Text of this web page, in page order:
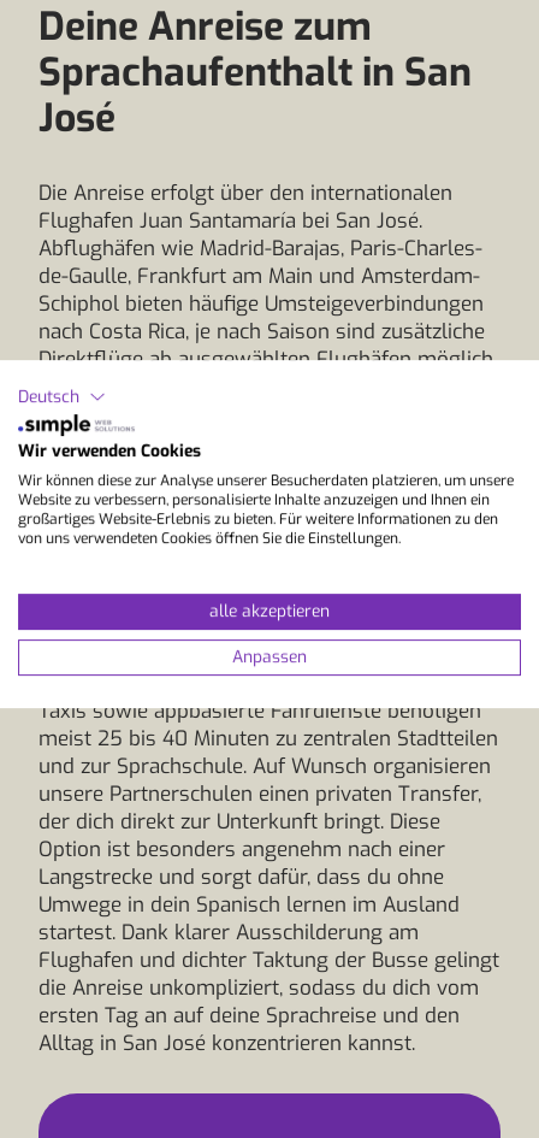
Deine Anreise zum
Sprachaufenthalt in San
José
Die Anreise erfolgt über den internationalen
Flughafen Juan Santamaría bei San José.
Abflughäfen wie Madrid-Barajas, Paris-Charles-
de-Gaulle, Frankfurt am Main und Amsterdam-
Schiphol bieten häufige Umsteigeverbindungen
nach Costa Rica, je nach Saison sind zusätzliche
Direktflüge ab ausgewählten Flughäfen möglich.
Auch Nordamerika dient oft als Drehkreuz mit
Verbindungen über Miami, Panama Stadt oder
Mexiko Stadt. So lässt sich deine Sprachreise
nach San José flexibel planen und gut mit
Ankunftszeiten für den ersten Sprachkurs
abstimmen, egal ob du direkt anreist oder
deinen Sprachaufenthalt mit weiteren Zielen
Nach der Landung erreichst du das Zentrum von
San José mit dem Airportbus in etwa 35 bis 50
Minuten, je nach Tageszeit und Verkehr. Offizielle
Taxis sowie appbasierte Fahrdienste benötigen
meist 25 bis 40 Minuten zu zentralen Stadtteilen
und zur Sprachschule. Auf Wunsch organisieren
unsere Partnerschulen einen privaten Transfer,
der dich direkt zur Unterkunft bringt. Diese
Option ist besonders angenehm nach einer
Langstrecke und sorgt dafür, dass du ohne
Umwege in dein Spanisch lernen im Ausland
startest. Dank klarer Ausschilderung am
Flughafen und dichter Taktung der Busse gelingt
die Anreise unkompliziert, sodass du dich vom
ersten Tag an auf deine Sprachreise und den
Alltag in San José konzentrieren kannst.
Deutsch
Wir verwenden Cookies
Wir können diese zur Analyse unserer Besucherdaten platzieren, um unsere
Website zu verbessern, personalisierte Inhalte anzuzeigen und Ihnen ein
großartiges Website-Erlebnis zu bieten. Für weitere Informationen zu den
von uns verwendeten Cookies öffnen Sie die Einstellungen.
alle akzeptieren
Anpassen